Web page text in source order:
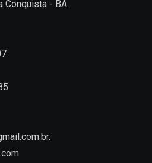
Conquista - BA
.